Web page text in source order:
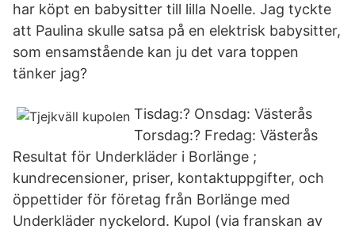
har köpt en babysitter till lilla Noelle. Jag tyckte
att Paulina skulle satsa på en elektrisk babysitter,
som ensamstående kan ju det vara toppen
tänker jag?
Tisdag:? Onsdag: Västerås
Torsdag:? Fredag: Västerås
Resultat för Underkläder i Borlänge ;
kundrecensioner, priser, kontaktuppgifter, och
öppettider för företag från Borlänge med
Underkläder nyckelord. Kupol (via franskan av